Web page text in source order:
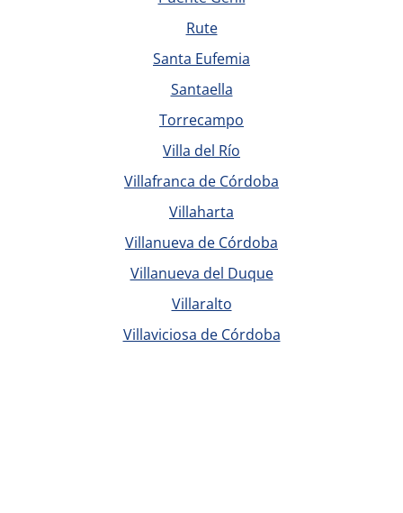
Rute
Santa Eufemia
Santaella
Torrecampo
Villa del Río
Villafranca de Córdoba
Villaharta
Villanueva de Córdoba
Villanueva del Duque
Villaralto
Villaviciosa de Córdoba